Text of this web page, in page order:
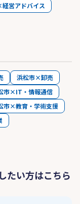
営アドバイス
浜松市×卸売
市×IT・情報通信
市×教育・学術支援
たい方はこちら